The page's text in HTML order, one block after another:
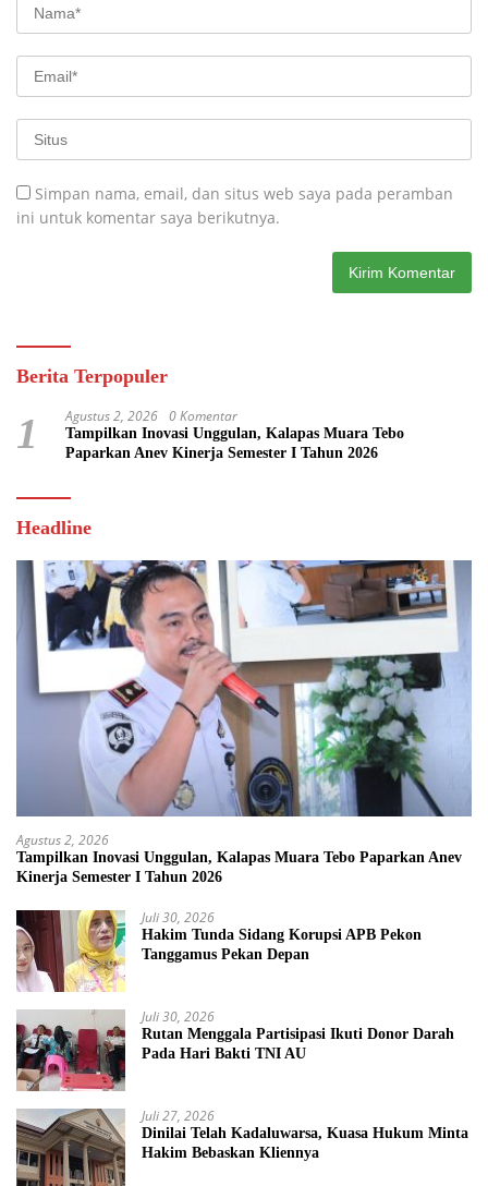
Simpan nama, email, dan situs web saya pada peramban
ini untuk komentar saya berikutnya.
Berita Terpopuler
1 Agustus 2, 2026 0 Komentar
Tampilkan Inovasi Unggulan, Kalapas Muara Tebo
Paparkan Anev Kinerja Semester I Tahun 2026
Headline
Agustus 2, 2026
Tampilkan Inovasi Unggulan, Kalapas Muara Tebo Paparkan Anev
Kinerja Semester I Tahun 2026
Juli 30, 2026
Hakim Tunda Sidang Korupsi APB Pekon
Tanggamus Pekan Depan
Juli 30, 2026
Rutan Menggala Partisipasi Ikuti Donor Darah
Pada Hari Bakti TNI AU
Juli 27, 2026
Dinilai Telah Kadaluwarsa, Kuasa Hukum Minta
Hakim Bebaskan Kliennya